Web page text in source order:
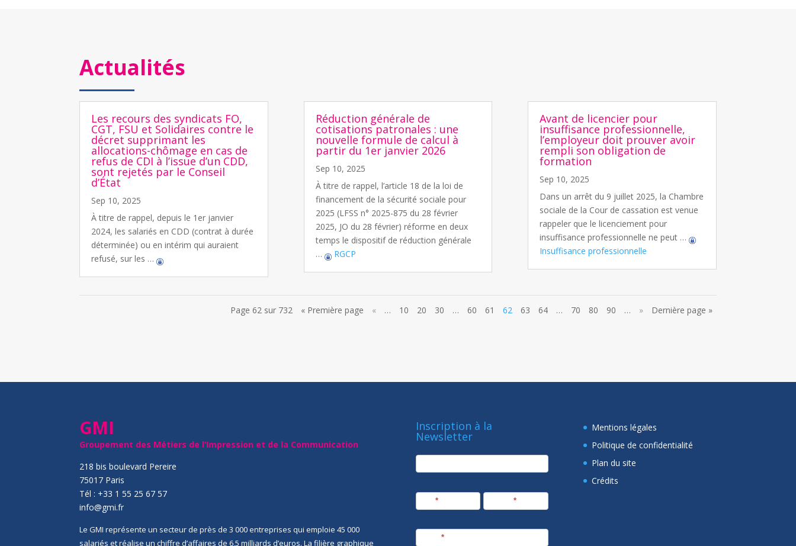
Actualités
Les recours des syndicats FO,
CGT, FSU et Solidaires contre le
décret supprimant les
allocations-chômage en cas de
refus de CDI à l’issue d’un CDD,
sont rejetés par le Conseil
d’État
Sep 10, 2025
À titre de rappel, depuis le 1er janvier
2024, les salariés en CDD (contrat à durée
déterminée) ou en intérim qui auraient
refusé, sur les …
Réduction générale de
cotisations patronales : une
nouvelle formule de calcul à
partir du 1er janvier 2026
Sep 10, 2025
À titre de rappel, l’article 18 de la loi de
financement de la sécurité sociale pour
2025 (LFSS n° 2025-875 du 28 février
2025, JO du 28 février) réforme en deux
temps le dispositif de réduction générale
…
RGCP
Avant de licencier pour
insuffisance professionnelle,
l’employeur doit prouver avoir
rempli son obligation de
formation
Sep 10, 2025
Dans un arrêt du 9 juillet 2025, la Chambre
sociale de la Cour de cassation est venue
rappeler que le licenciement pour
insuffisance professionnelle ne peut …
Insuffisance professionnelle
Page 62 sur 732 « Première page « … 10 20 30 … 60 61 62 63 64 … 70 80 90 … » Dernière page »
GMI
Groupement des Métiers de l’Impression et de la Communication
218 bis boulevard Pereire
75017 Paris
Tél : +33 1 55 25 67 57
info@gmi.fr
Le GMI représente un secteur de près de 3 000 entreprises qui emploie 45 000
salariés et réalise un chiffre d’affaires de 6,5 milliards d’euros. La filière graphique
Inscription à la
Newsletter
newsletter
* *
*
Mentions légales
Politique de confidentialité
Plan du site
Crédits